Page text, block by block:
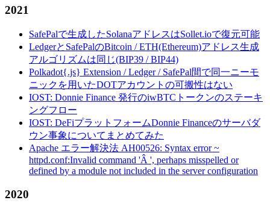
2021
SafePalで生成したSolanaアドレスはSollet.ioで復元可能
LedgerとSafePalのBitcoin / ETH(Ethereum)アドレス生成
アルゴリズムは同じ(BIP39 / BIP44)
Polkadot{.js} Extension / Ledger / SafePal間で同一ニーモ
ニックを用いたDOTアカウントの可搬性はない
IOST: Donnie Finance 発行のiwBTCトークンのステーキ
ングフロー
IOST: DeFiプラットフォームDonnie Financeのサーバダ
ウン事象についてまとめてみた
Apache エラー解決法 AH00526: Syntax error ~
httpd.conf:Invalid command 'Â ', perhaps misspelled or
defined by a module not included in the server configuration
2020